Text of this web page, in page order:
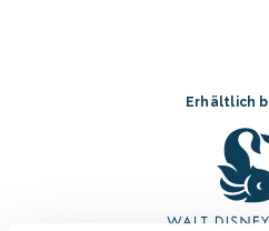
Erhältlich